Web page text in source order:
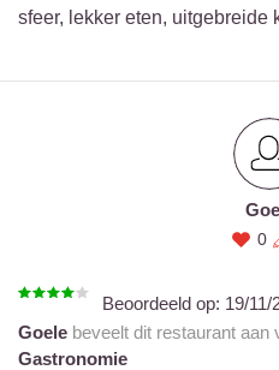
sfeer, lekker eten, uitgebreide
0
Beoordeeld op: 19/11/
Goele beveelt dit restaurant aan
Gastronomie